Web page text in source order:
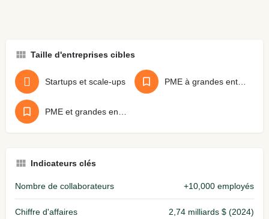
Taille d'entreprises cibles
Startups et scale-ups
Indicateurs clés
Nombre de collaborateurs +10,000 employés
Chiffre d'affaires 2,74 milliards $ (2024)